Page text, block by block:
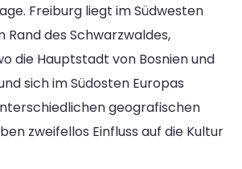
Freiburg liegt im Südwesten
Rand des Schwarzwaldes,
die Hauptstadt von Bosnien und
sich im Südosten Europas
geografischen
zweifellos Einfluss auf die Kultur